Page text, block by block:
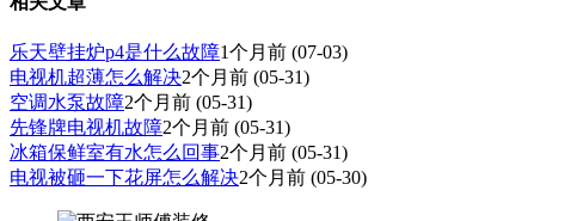
乐天壁挂炉p4是什么故障1个月前 (07-03)
电视机超薄怎么解决2个月前 (05-31)
空调水泵故障2个月前 (05-31)
先锋牌电视机故障2个月前 (05-31)
冰箱保鲜室有水怎么回事2个月前 (05-31)
电视被砸一下花屏怎么解决2个月前 (05-30)